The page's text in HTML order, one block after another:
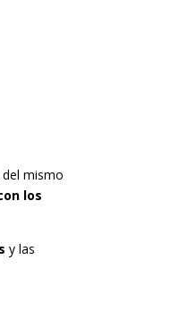
mismo
los
y las